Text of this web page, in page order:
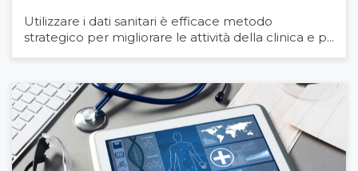
Utilizzare i dati sanitari è efficace metodo
strategico per migliorare le attività della clinica e p...